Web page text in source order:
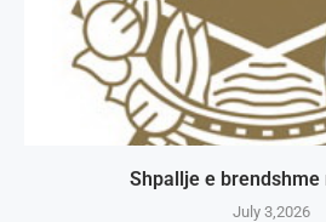
Shpallje e brendshme
July 3,2026